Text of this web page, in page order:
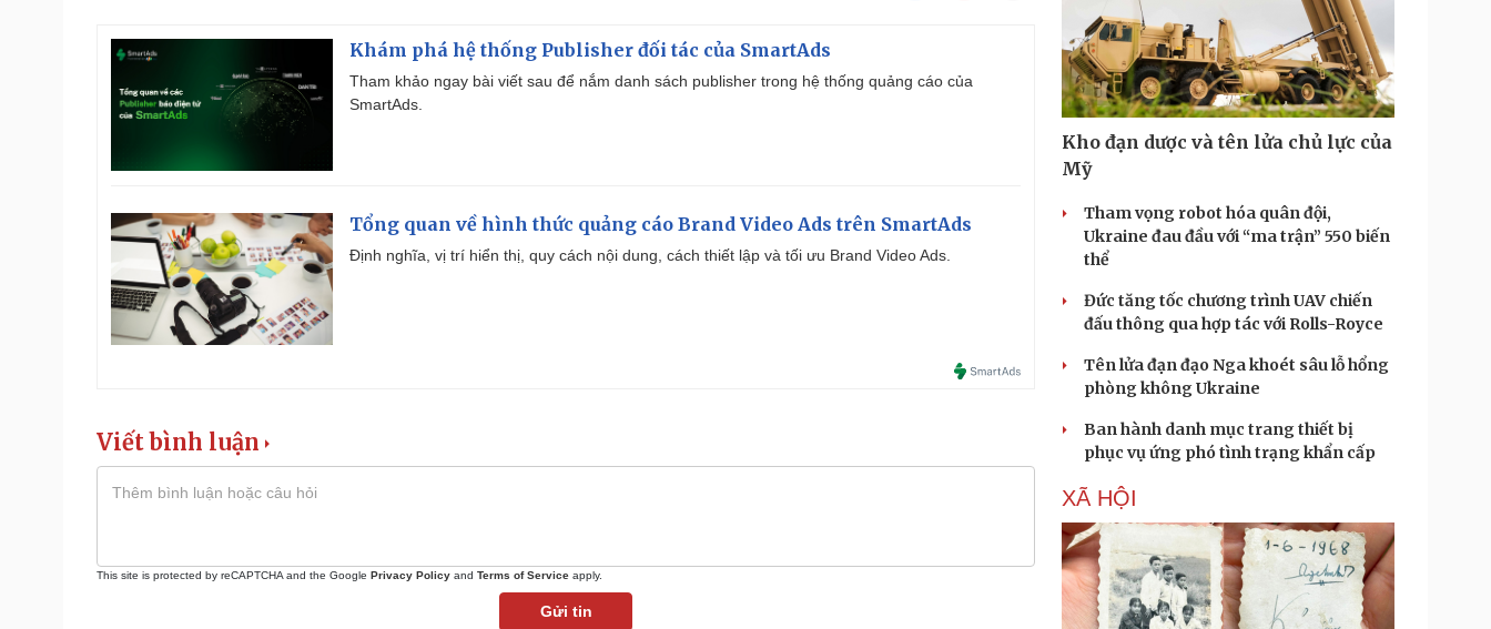
Khám phá hệ thống Publisher đối tác của SmartAds
Tham khảo ngay bài viết sau để nắm danh sách publisher trong hệ thống quảng cáo của
SmartAds.
Tổng quan về hình thức quảng cáo Brand Video Ads trên SmartAds
Định nghĩa, vị trí hiển thị, quy cách nội dung, cách thiết lập và tối ưu Brand Video Ads.
Viết bình luận
This site is protected by reCAPTCHA and the Google Privacy Policy and Terms of Service apply.
Gửi tin
Kho đạn dược và tên lửa chủ lực của
Mỹ
Tham vọng robot hóa quân đội,
Ukraine đau đầu với “ma trận” 550 biến
thể
Đức tăng tốc chương trình UAV chiến
đấu thông qua hợp tác với Rolls-Royce
Tên lửa đạn đạo Nga khoét sâu lỗ hổng
phòng không Ukraine
Ban hành danh mục trang thiết bị
phục vụ ứng phó tình trạng khẩn cấp
XÃ HỘI